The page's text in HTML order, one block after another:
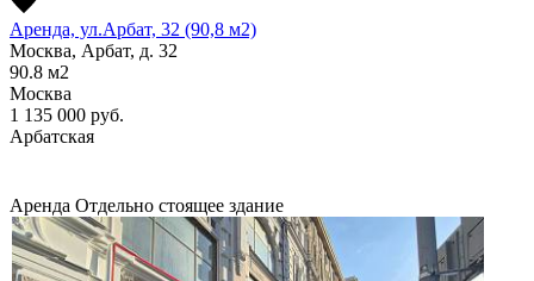
Аренда, ул.Арбат, 32 (90,8 м2)
Москва, Арбат, д. 32
90.8 м2
Москва
1 135 000 руб.
Арбатская
Аренда Отдельно стоящее здание